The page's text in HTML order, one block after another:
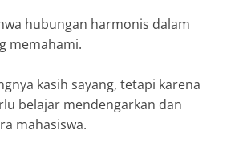
hubungan harmonis dalam
memahami.
kasih sayang, tetapi karena
belajar mendengarkan dan
mahasiswa.